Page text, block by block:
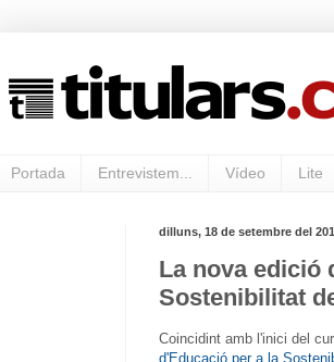
Portada Entrevistem... Vídeo Lite
dilluns, 18 de setembre del
La nova edició
Sostenibilitat
Coincidint amb l'inici del
d'Educació per a la